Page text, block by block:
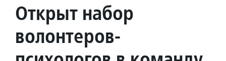
Открыт набор
волонтеров-